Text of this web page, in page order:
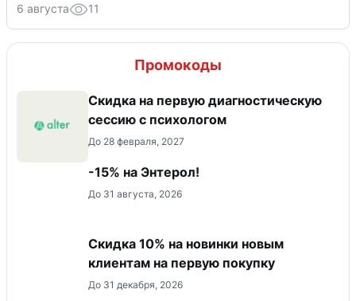
6 августа 11
Промокоды
Скидка на первую диагностическую
сессию с психологом
До 28 февраля, 2027
-15% на Энтерол!
До 31 августа, 2026
Скидка 10% на новинки новым
клиентам на первую покупку
До 31 декабря, 2026